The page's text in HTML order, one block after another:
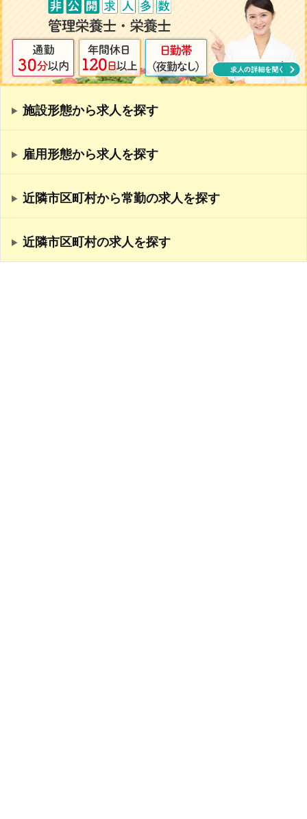
施設形態から求人を探す
雇用形態から求人を探す
近隣市区町村から常勤の求人を探す
近隣市区町村の求人を探す